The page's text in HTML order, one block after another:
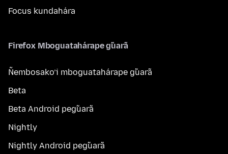
Focus kundahára
Firefox Mboguatahárape g̃uarã
Ñembosako’i mboguatahárape g̃uarã
Beta
Beta Android peg̃uarã
Nightly
Nightly Android peg̃uarã